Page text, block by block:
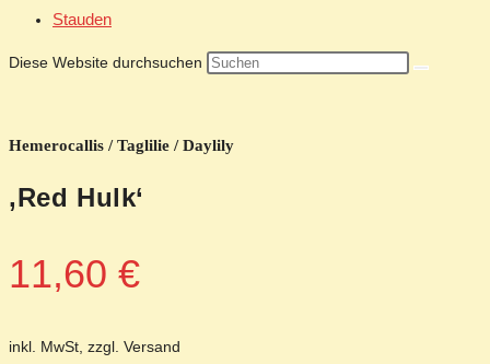
Stauden
Diese Website durchsuchen
Hemerocallis / Taglilie / Daylily
‚Red Hulk‘
11,60 €
inkl. MwSt, zzgl. Versand